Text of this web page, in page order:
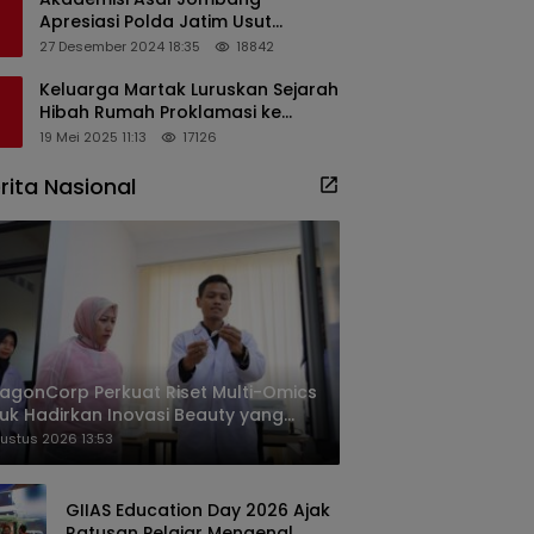
Apresiasi Polda Jatim Usut
Dugaan Korupsi Pengisian
27 Desember 2024 18:35 18842
Keluarga Martak Luruskan Sejarah
Hibah Rumah Proklamasi ke
Soekarno
19 Mei 2025 11:13 17126
Nasional
Perkuat Riset Multi-Omics
Hadirkan Inovasi Beauty yang
Relevan bagi Masyarakat
2026 13:53
GIIAS Education Day 2026 Ajak